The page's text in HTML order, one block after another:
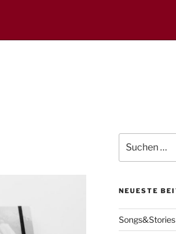
nach:
NEUESTE
Songs&Stories